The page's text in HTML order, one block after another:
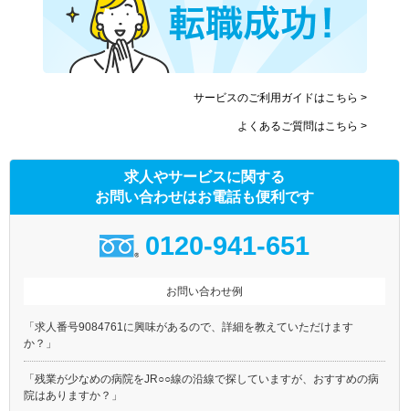
サービスのご利用ガイドはこちら >
よくあるご質問はこちら >
求人やサービスに関する
お問い合わせはお電話も便利です
0120-941-651
お問い合わせ例
「求人番号9084761に興味があるので、詳細を教えていただけます
か？」
「残業が少なめの病院をJR○○線の沿線で探していますが、おすすめの病
院はありますか？」